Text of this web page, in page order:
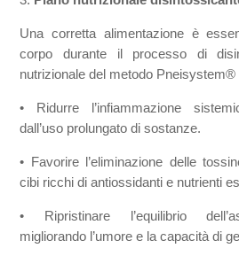
Una corretta alimentazione è
corpo durante il processo di
nutrizionale del metodo Pneisystem®
•
Ridurre l’infiammazione
dall’uso prolungato di sostanze.
• Favorire l’eliminazione delle
cibi ricchi di antiossidanti e nutrienti
•
Ripristinare l’equilibrio
migliorando l’umore e la capacità di